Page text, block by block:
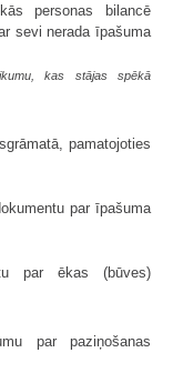
personas bilancē
sevi nerada īpašuma
kas stājas spēkā
pamatojoties
par īpašuma
par ēkas (būves)
par paziņošanas